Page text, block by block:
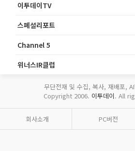
이투데이TV
스페셜리포트
Channel 5
위너스IR클럽
무단전재 및 수집, 복사, 재배포,
Copyright 2006. 이투데이. All
회사소개 PC버전